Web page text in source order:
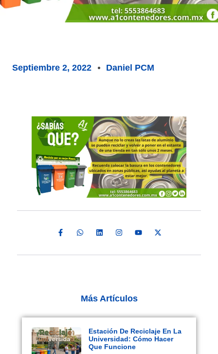
Septiembre 2, 2022 Daniel PCM
Más Artículos
Estación De Reciclaje En La
Universidad: Cómo Hacer
Que Funcione